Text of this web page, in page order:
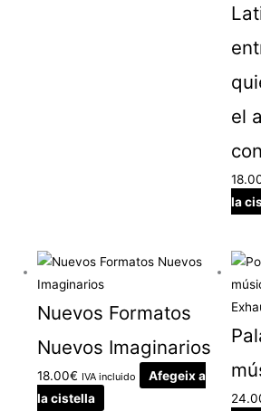
el
la
Nuevos Formatos
Nuevos Imaginarios
18.00€ IVA incluido
Afegeix a
la cistella